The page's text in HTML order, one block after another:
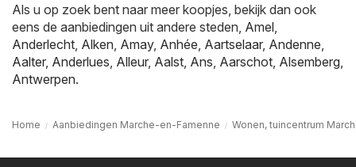
Als u op zoek bent naar meer koopjes, bekijk dan ook
eens de aanbiedingen uit andere steden, Amel
Anderlecht Alken Amay, Anhée Aartselaar, Andenne
Aalter, Anderlues Alleur, Aalst Ans Aarschot Alsemberg
Antwerpen.
Home Aanbiedingen Marche-en-Famenne Wonen, tuincentrum